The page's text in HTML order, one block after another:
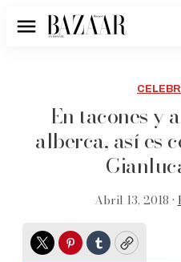
Menú
En tacones y
alberca, así es
Abril 13, 2018 •
TwitterPinterest
TumblrCopy